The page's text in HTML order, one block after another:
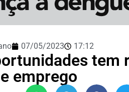
07/05/2023 17:12
tem
emprego